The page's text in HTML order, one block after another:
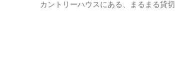
カントリーハウスにある、まるまる貸切